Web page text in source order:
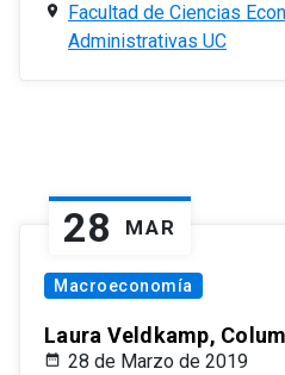
Facultad de Ciencias
Administrativas UC
28 MAR
Macroeconomía
Laura Veldkamp,
28 de Marzo de 2019